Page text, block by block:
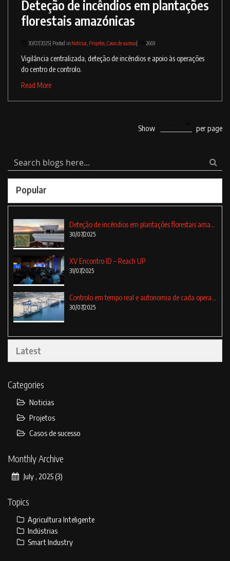
Deteção de incêndios em plantações
florestais amazónicas
30/07/2025| Posted in Noticias Projetos Casos de sucesso 2669
Vigilância centralizada, deteção de incêndios e apoio às operações
do centro de controlo.
Read More
Show per page
Popular
Deteção de incêndios em plantações florestais amazónicas
30/07/2025
XV Encontro ID – Reach UP
31/07/2025
Controlo em tempo real e autonomia de cada operação
30/07/2025
Latest
Categories
Noticias
Projetos
Casos de sucesso
Monthly Archive
July , 2025 (3)
Topics
Agricultura Inteligente
Indústrias
Smart Industry